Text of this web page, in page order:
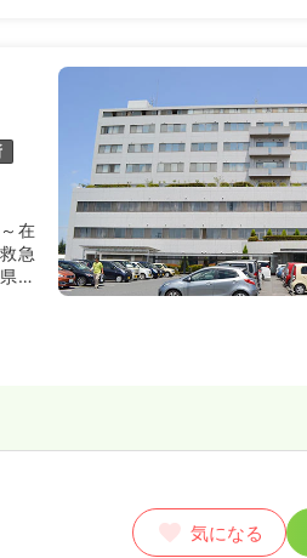
気になる
在
急
倉
関
的
、
り
気になる